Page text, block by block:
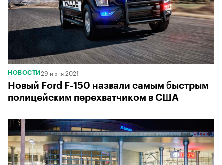
НОВОСТИ 29 июня 2021
Новый Ford F-150 назвали самым быстрым
полицейским перехватчиком в США